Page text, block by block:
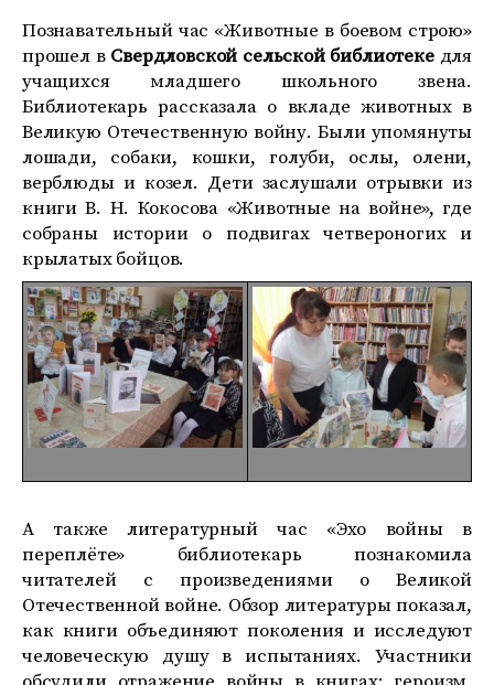
Познавательный час «Животные в боевом строю»
прошел в Свердловской сельской библиотекедля
учащихся младшего школьного звена.
Библиотекарь рассказала о вкладе животных в
Великую Отечественную войну. Были упомянуты
лошади, собаки, кошки, голуби, ослы, олени,
верблюды и козел. Дети заслушали отрывки из
книги В. Н. Кокосова «Животные на войне», где
собраны истории о подвигах четвероногих и
крылатых бойцов.
А также литературный час «Эхо войны в
переплёте» библиотекарь познакомила
читателей с произведениями о Великой
Отечественной войне. Обзор литературы показал,
как книги объединяют поколения и исследуют
человеческую душу в испытаниях. Участники